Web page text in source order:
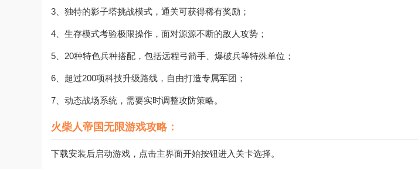
3、独特的影子塔挑战模式，通关可获得稀有奖励；
4、生存模式考验极限操作，面对源源不断的敌人攻势；
5、20种特色兵种搭配，包括远程弓箭手、爆破兵等特殊单位；
6、超过200项科技升级路线，自由打造专属军团；
7、动态战场系统，需要实时调整攻防策略。
火柴人帝国无限游戏攻略：
下载安装后启动游戏，点击主界面开始按钮进入关卡选择。